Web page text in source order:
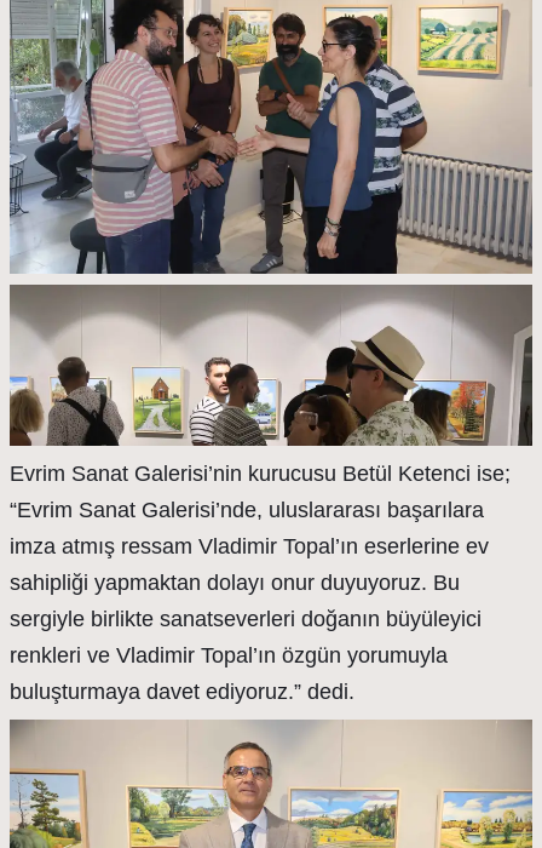
Evrim Sanat Galerisi’nin kurucusu Betül Ketenci ise;
“Evrim Sanat Galerisi’nde, uluslararası başarılara
imza atmış ressam Vladimir Topal’ın eserlerine ev
sahipliği yapmaktan dolayı onur duyuyoruz. Bu
sergiyle birlikte sanatseverleri doğanın büyüleyici
renkleri ve Vladimir Topal’ın özgün yorumuyla
buluşturmaya davet ediyoruz.” dedi.